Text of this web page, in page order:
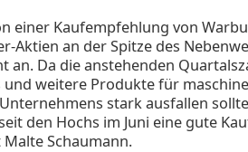
einer Kaufempfehlung von
Aktien an der Spitze des
an. Da die anstehenden
weitere Produkte für
stark ausfallen
den Hochs im Juni eine gute
Schaumann.